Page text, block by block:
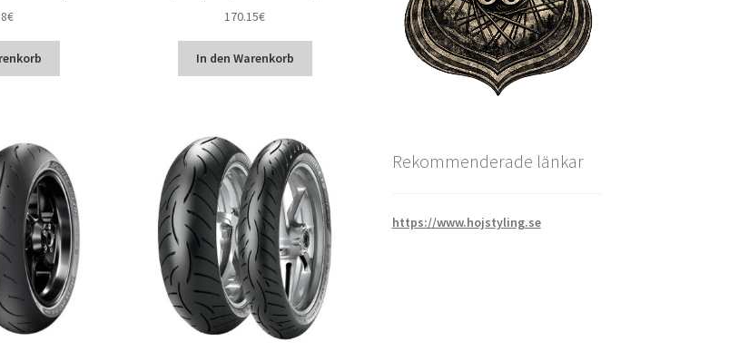
€ 170.15€
In den Warenkorb
Rekommenderade länkar
https://www.hojstyling.se